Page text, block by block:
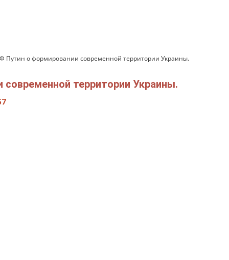
Путин о формировании современной территории Украины.
территории Украины.